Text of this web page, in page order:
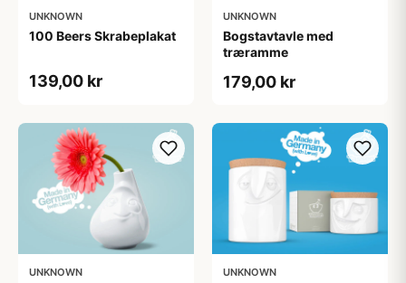
UNKNOWN
100 Beers Skrabeplakat
139,00 kr
UNKNOWN
Bogstavtavle med
træramme
179,00 kr
UNKNOWN UNKNOWN